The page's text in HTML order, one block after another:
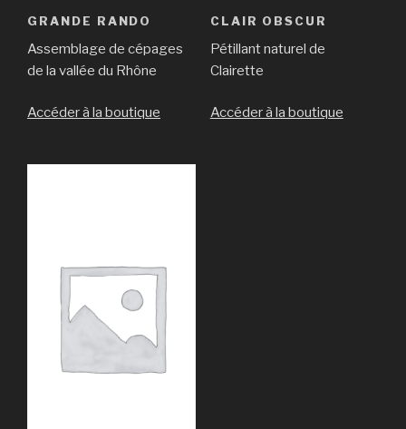
GRANDE RANDO
Assemblage de cépages
de la vallée du Rhône
Accéder à la boutique
CLAIR OBSCUR
Pétillant naturel de
Clairette
Accéder à la boutique